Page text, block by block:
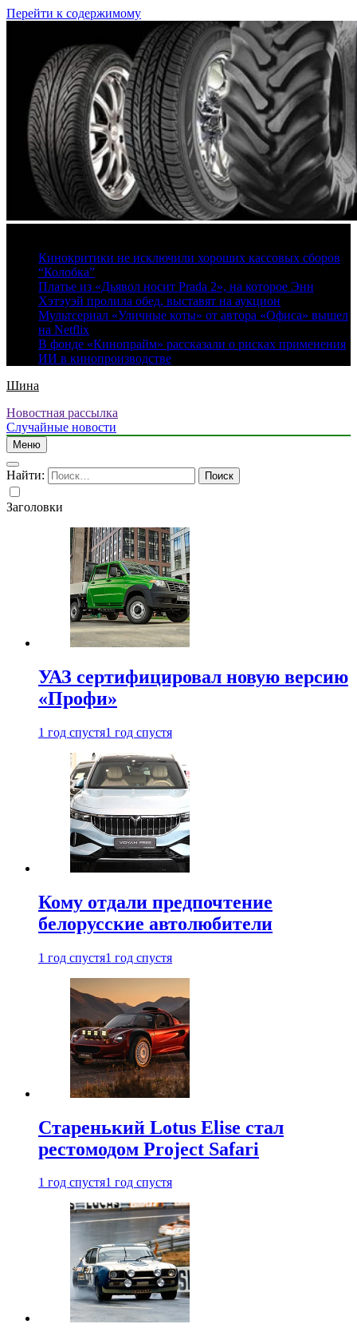
Перейти к содержимому
Кинокритики не исключили хороших кассовых сборов
“Колобка”
Платье из «Дьявол носит Prada 2», на которое Энн
Хэтэуэй пролила обед, выставят на аукцион
Мультсериал «Уличные коты» от автора «Офиса» вышел
на Netflix
В фонде «Кинопрайм» рассказали о рисках применения
ИИ в кинопроизводстве
Шина
Новостная рассылка
Случайные новости
Меню
Найти:
Заголовки
УАЗ сертифицировал новую версию
«Профи»
1 год спустя1 год спустя
Кому отдали предпочтение
белорусские автолюбители
1 год спустя1 год спустя
Старенький Lotus Elise стал
рестомодом Project Safari
1 год спустя1 год спустя